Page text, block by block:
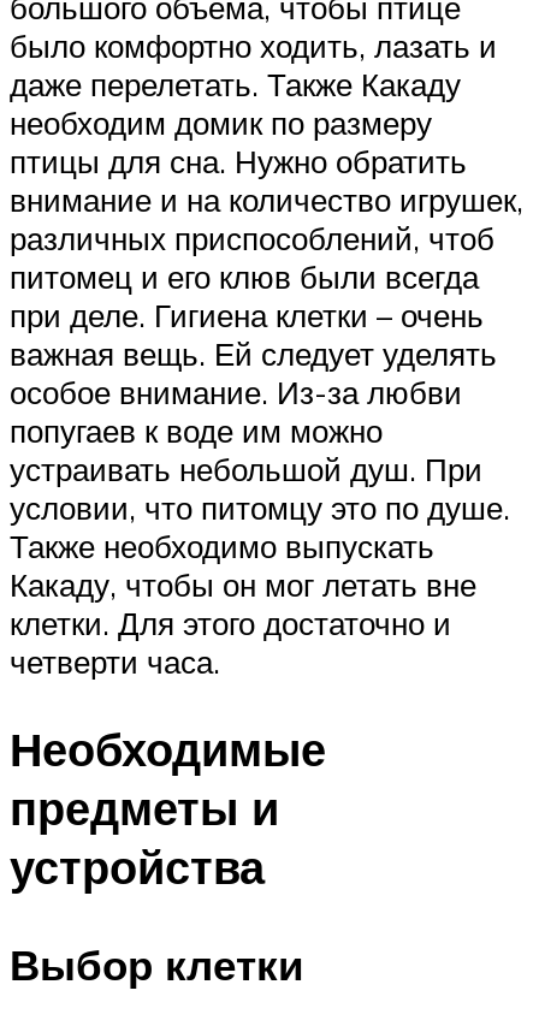
было комфортно ходить, лазать и
даже перелетать. Также Какаду
необходим домик по размеру
птицы для сна. Нужно обратить
внимание и на количество игрушек,
различных приспособлений, чтоб
питомец и его клюв были всегда
при деле. Гигиена клетки – очень
важная вещь. Ей следует уделять
особое внимание. Из-за любви
попугаев к воде им можно
устраивать небольшой душ. При
условии, что питомцу это по душе.
Также необходимо выпускать
Какаду, чтобы он мог летать вне
клетки. Для этого достаточно и
четверти часа.
Необходимые
предметы и
устройства
Выбор клетки